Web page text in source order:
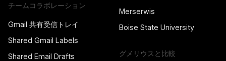
チームコラボレーション
Gmail 共有受信トレイ
Shared Gmail Labels
Shared Email Drafts
Merserwis
Boise State University
グメリウスと比較